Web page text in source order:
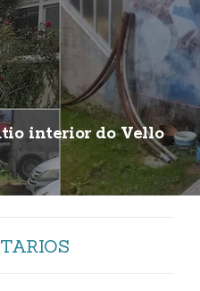
interior do Vello